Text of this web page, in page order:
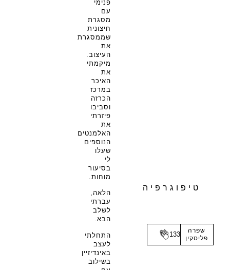
טיפוגרפיה
שפרה
פליסקין
133
פנימי
עם
מסגרת
חיצונית
שממסגרת
את
העיצוב.
מיקמתי
את
האיכר
במרכז
הכרזה
וסביבו
פיזרתי
את
האלמנטים
הנוספים
שעלו
לי
בסיעור
מוחות.
הלאה,
עברתי
לשלב
הבא.
התחלתי
לעצב
באינדיזיין
בשילוב